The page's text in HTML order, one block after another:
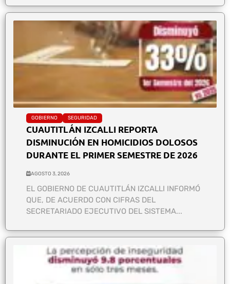
GOBIERNO SEGURIDAD
CUAUTITLÁN IZCALLI REPORTA
DISMINUCIÓN EN HOMICIDIOS DOLOSOS
DURANTE EL PRIMER SEMESTRE DE 2026
AGOSTO 3, 2026
EL GOBIERNO DE CUAUTITLÁN IZCALLI INFORMÓ
QUE, DE ACUERDO CON CIFRAS DEL
SECRETARIADO EJECUTIVO DEL SISTEMA...